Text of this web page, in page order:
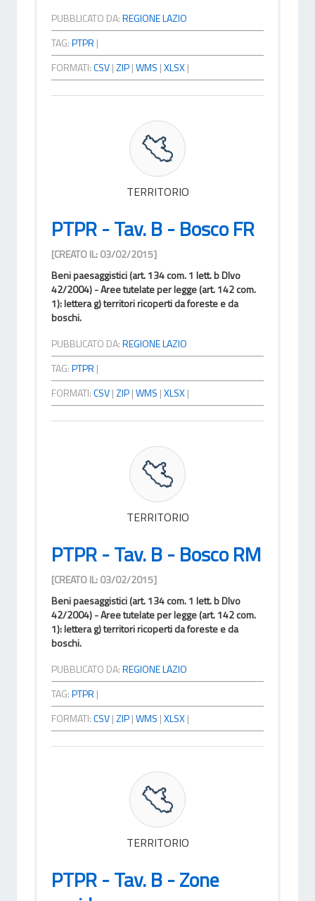
PUBBLICATO DA:REGIONE LAZIO
TAG:PTPR |
FORMATI:CSV|ZIP|WMS |XLSX|
TERRITORIO
PTPR - Tav. B - Bosco FR
[CREATO IL: 03/02/2015]
Beni paesaggistici (art. 134 com. 1 lett. b Dlvo
42/2004) - Aree tutelate per legge (art. 142 com.
1): lettera g) territori ricoperti da foreste e da
boschi.
PUBBLICATO DA:REGIONE LAZIO
TAG:PTPR |
FORMATI:CSV|ZIP|WMS |XLSX|
TERRITORIO
PTPR - Tav. B - Bosco RM
[CREATO IL: 03/02/2015]
Beni paesaggistici (art. 134 com. 1 lett. b Dlvo
42/2004) - Aree tutelate per legge (art. 142 com.
1): lettera g) territori ricoperti da foreste e da
boschi.
PUBBLICATO DA:REGIONE LAZIO
TAG:PTPR |
FORMATI:CSV|ZIP|WMS |XLSX|
TERRITORIO
PTPR - Tav. B - Zone